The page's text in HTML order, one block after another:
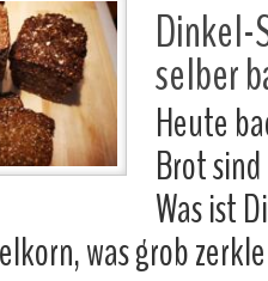
Dinkel-
selber
Heute
Brot
Was ist
was grob